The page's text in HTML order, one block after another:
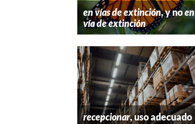
en vías de extinción, y noen
vía de extinción
recepcionar, uso adecuado